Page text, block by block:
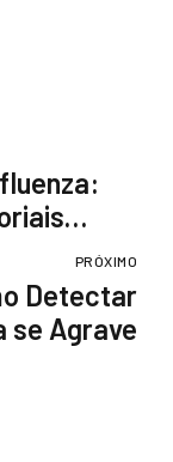
PRÓXIMO
Detectar
se Agrave